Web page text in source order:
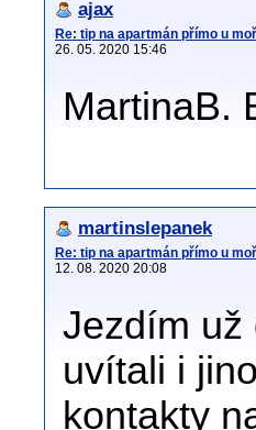
ajax
Re: tip na apartmán přímo u
26. 05. 2020 15:46
MartinaB.
martinslepanek
Re: tip na apartmán přímo u
12. 08. 2020 20:08
Jezdím už
uvítali i
kontakty